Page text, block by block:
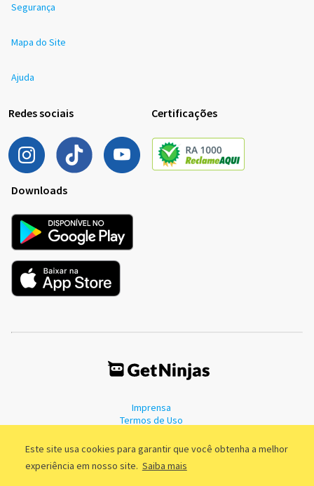
Este site usa cookies para garantir que você obtenha a melhor
experiência em nosso site. Saiba mais
Segurança
Mapa do Site
Ajuda
Redes sociais Certificações
Downloads
Imprensa
Termos de Uso